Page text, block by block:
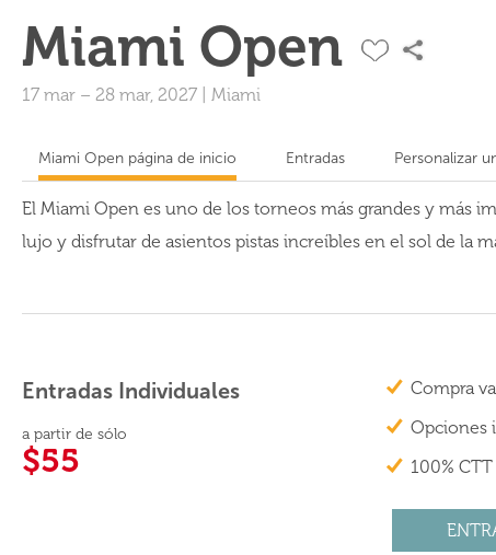
Miami Open
17 mar – 28 mar, 2027 Miami
Miami Open página de inicio Entradas Personalizar
El Miami Open es uno de los torneos más grandes y más
lujo y disfrutar de asientos pistas increíbles en el sol de la
Entradas Individuales
a partir de sólo
$55
Compra
Opciones
100%